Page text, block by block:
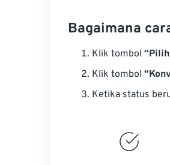
Bagaimana
Klik tombol
Klik tombol
Ketika status